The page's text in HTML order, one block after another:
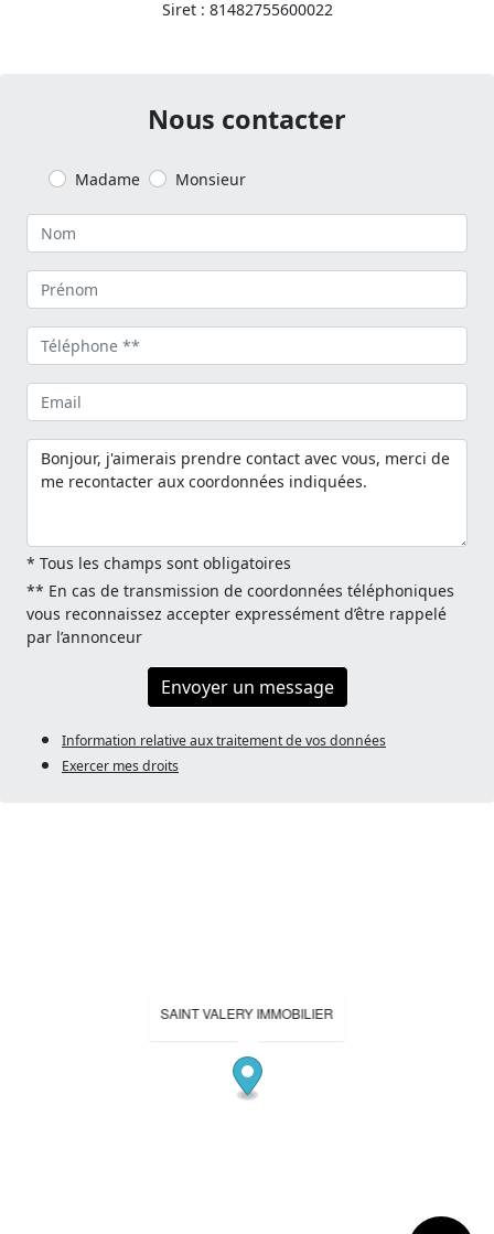
Siret : 81482755600022
Nous contacter
Madame Monsieur
* Tous les champs sont obligatoires
** En cas de transmission de coordonnées téléphoniques
vous reconnaissez accepter expressément d’être rappelé
par l’annonceur
Envoyer un message
Information relative aux traitement de vos données
Exercer mes droits
SAINT VALERY IMMOBILIER